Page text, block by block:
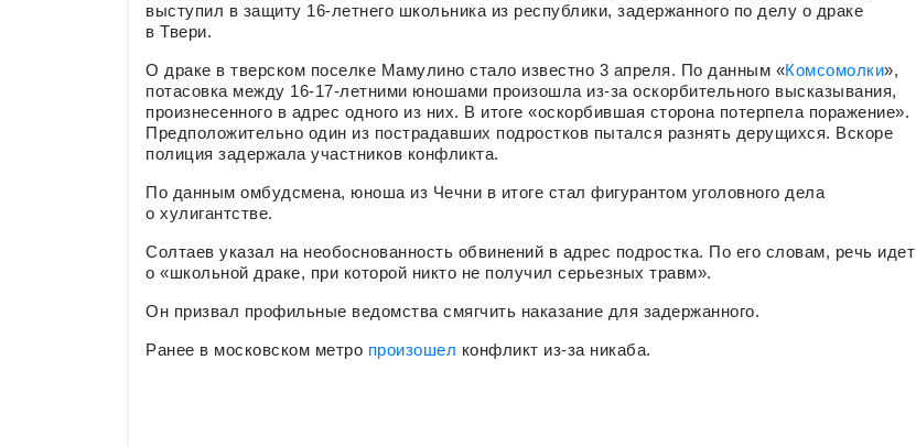
выступил в защиту 16-летнего школьника из республики, задержанного по делу о драке
в Твери.
О драке в тверском поселке Мамулино стало известно 3 апреля. По данным «Комсомолки»,
потасовка между 16-17-летними юношами произошла из-за оскорбительного высказывания,
произнесенного в адрес одного из них. В итоге «оскорбившая сторона потерпела поражение».
Предположительно один из пострадавших подростков пытался разнять дерущихся. Вскоре
полиция задержала участников конфликта.
По данным омбудсмена, юноша из Чечни в итоге стал фигурантом уголовного дела
о хулигантстве.
Солтаев указал на необоснованность обвинений в адрес подростка. По его словам, речь идет
о «школьной драке, при которой никто не получил серьезных травм».
Он призвал профильные ведомства смягчить наказание для задержанного.
Ранее в московском метро произошел конфликт из-за никаба.